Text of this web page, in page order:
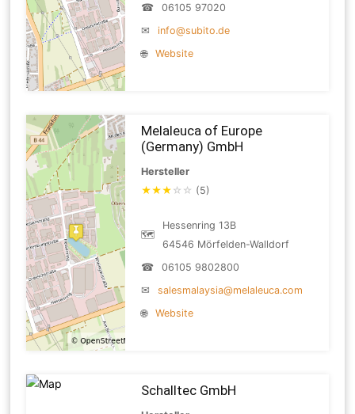
☎
06105 97020
✉
info@subito.de
🌐
Website
Melaleuca of Europe
(Germany) GmbH
Hersteller
★★★ ☆ ☆ (5)
🗺
Hessenring 13B
64546 Mörfelden-Walldorf
☎
06105 9802800
✉
salesmalaysia@melaleuca.com
🌐
Website
Schalltec GmbH